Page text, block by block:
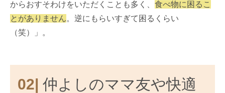
からおすそわけをいただくことも多く、 食べ物に困るこ
とがありません。逆にもらいすぎて困るくらい
（笑）」。
02| 仲よしのママ友や快適